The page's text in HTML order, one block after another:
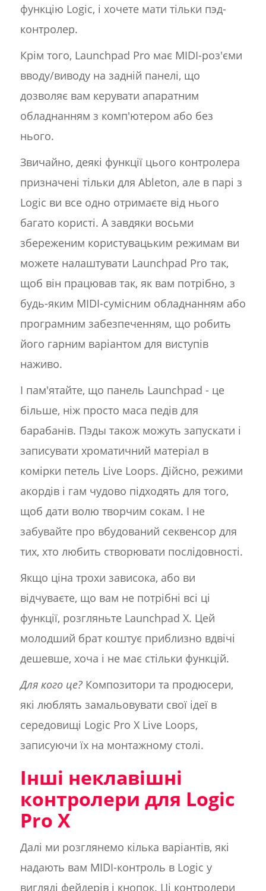
функцію Logic, і хочете мати тільки пэд-
контролер.
Крім того, Launchpad Pro має MIDI-роз'єми
вводу/виводу на задній панелі, що
дозволяє вам керувати апаратним
обладнанням з комп'ютером або без
нього.
Звичайно, деякі функції цього контролера
призначені тільки для Ableton, але в парі з
Logic ви все одно отримаєте від нього
багато користі. А завдяки восьми
збереженим користувацьким режимам ви
можете налаштувати Launchpad Pro так,
щоб він працював так, як вам потрібно, з
будь-яким MIDI-сумісним обладнанням або
програмним забезпеченням, що робить
його гарним варіантом для виступів
наживо.
І пам'ятайте, що панель Launchpad - це
більше, ніж просто маса педів для
барабанів. Пэды також можуть запускати і
записувати хроматичний матеріал в
комірки петель Live Loops. Дійсно, режими
акордів і гам чудово підходять для того,
щоб дати волю творчим сокам. І не
забувайте про вбудований секвенсор для
тих, хто любить створювати послідовності.
Якщо ціна трохи зависока, або ви
відчуваєте, що вам не потрібні всі ці
функції, розгляньте Launchpad X. Цей
молодший брат коштує приблизно вдвічі
дешевше, хоча і не має стільки функцій.
Для кого це?Композитори та продюсери,
які люблять замальовувати свої ідеї в
середовищі Logic Pro X Live Loops,
записуючи їх на монтажному столі.
Інші неклавішні
контролери для Logic
Pro X
Далі ми розглянемо кілька варіантів, які
надають вам MIDI-контроль в Logic у
вигляді фейдерів і кнопок. Ці контролери